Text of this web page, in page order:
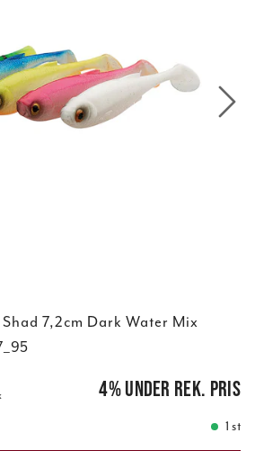
7,2cm Dark Water Mix
4%under rek. pris
1 st